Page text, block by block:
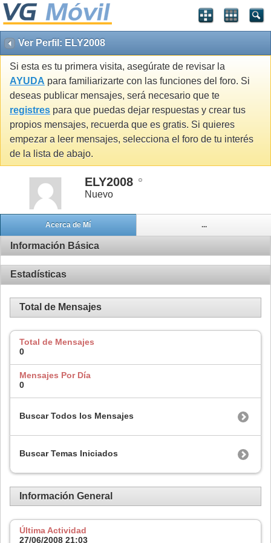
Ver Perfil: ELY2008
Si esta es tu primera visita, asegúrate de revisar la
AYUDA para familiarizarte con las funciones del foro. Si
deseas publicar mensajes, será necesario que te
registres para que puedas dejar respuestas y crear tus
propios mensajes, recuerda que es gratis. Si quieres
empezar a leer mensajes, selecciona el foro de tu interés
de la lista de abajo.
ELY2008
Nuevo
Acerca de Mí ...
Información Básica
Estadísticas
Total de Mensajes
Total de Mensajes
0
Mensajes Por Día
0
Buscar Todos los Mensajes
Buscar Temas Iniciados
Información General
Última Actividad
27/06/2008 21:03